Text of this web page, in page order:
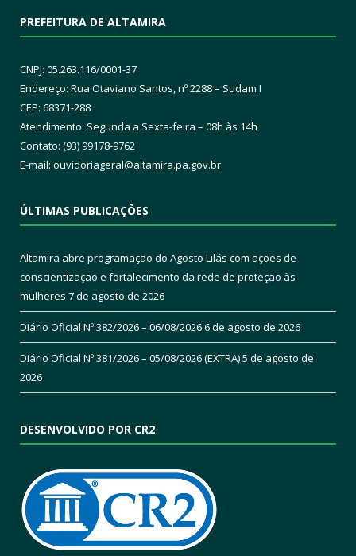
PREFEITURA DE ALTAMIRA
CNPJ: 05.263.116/0001-37
Endereço: Rua Otaviano Santos, nº 2288 – Sudam I
CEP: 68371-288
Atendimento: Segunda a Sexta-feira – 08h às 14h
Contato: (93) 99178-9762
E-mail: ouvidoriageral@altamira.pa.gov.br
ÚLTIMAS PUBLICAÇÕES
Altamira abre programação do Agosto Lilás com ações de
conscientização e fortalecimento da rede de proteção às
mulheres 7 de agosto de 2026
Diário Oficial Nº 382/2026 – 06/08/20266 de agosto de 2026
Diário Oficial Nº 381/2026 – 05/08/2026 (EXTRA)5 de agosto de
2026
DESENVOLVIDO POR CR2